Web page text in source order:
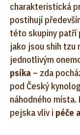
charakteristická
postihují
této skupiny patří
jako jsou shih tzu
jednotlivým
psíka – zda
pod Český
náhodného
pejska vliv i péče